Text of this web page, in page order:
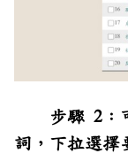
步驟 2：
詞，下拉選擇